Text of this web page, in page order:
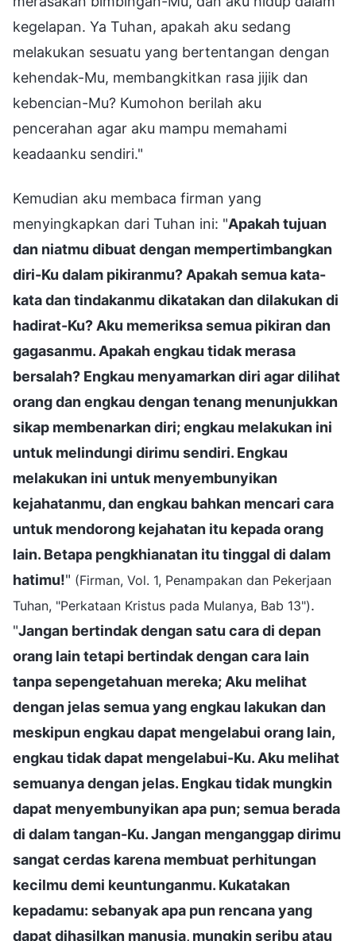
kegelapan. Ya Tuhan, apakah aku sedang
melakukan sesuatu yang bertentangan dengan
kehendak-Mu, membangkitkan rasa jijik dan
kebencian-Mu? Kumohon berilah aku
pencerahan agar aku mampu memahami
keadaanku sendiri."
Kemudian aku membaca firman yang
menyingkapkan dari Tuhan ini: "Apakah tujuan
dan niatmu dibuat dengan mempertimbangkan
diri-Ku dalam pikiranmu? Apakah semua kata-
kata dan tindakanmu dikatakan dan dilakukan di
hadirat-Ku? Aku memeriksa semua pikiran dan
gagasanmu. Apakah engkau tidak merasa
bersalah? Engkau menyamarkan diri agar dilihat
orang dan engkau dengan tenang menunjukkan
sikap membenarkan diri; engkau melakukan ini
untuk melindungi dirimu sendiri. Engkau
melakukan ini untuk menyembunyikan
kejahatanmu, dan engkau bahkan mencari cara
untuk mendorong kejahatan itu kepada orang
lain. Betapa pengkhianatan itu tinggal di dalam
hatimu!" (Firman, Vol. 1, Penampakan dan Pekerjaan
Tuhan, "Perkataan Kristus pada Mulanya, Bab 13").
"Jangan bertindak dengan satu cara di depan
orang lain tetapi bertindak dengan cara lain
tanpa sepengetahuan mereka; Aku melihat
dengan jelas semua yang engkau lakukan dan
meskipun engkau dapat mengelabui orang lain,
engkau tidak dapat mengelabui-Ku. Aku melihat
semuanya dengan jelas. Engkau tidak mungkin
dapat menyembunyikan apa pun; semua berada
di dalam tangan-Ku. Jangan menganggap dirimu
sangat cerdas karena membuat perhitungan
kecilmu demi keuntunganmu. Kukatakan
kepadamu: sebanyak apa pun rencana yang
dapat dihasilkan manusia, mungkin seribu atau